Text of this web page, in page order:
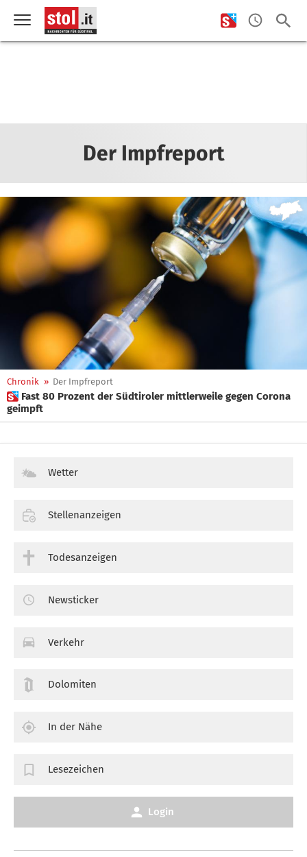
Der Impfreport
Chronik » Der Impfreport
 Fast 80 Prozent der Südtiroler mittlerweile gegen Corona
geimpft
Wetter
Stellenanzeigen
Todesanzeigen
Newsticker
Verkehr
Dolomiten
In der Nähe
Lesezeichen
Login